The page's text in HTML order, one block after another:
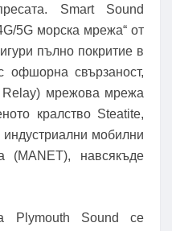
Smart Sound
5G морска мрежа“ от
пълно покритие в
офшорна свързаност,
Relay) мрежова мрежа
кралство Steatite,
мобилни
(MANET), навсякъде
Plymouth Sound се